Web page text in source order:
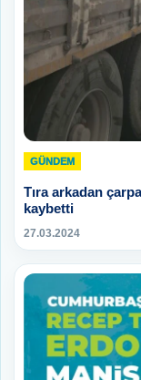
GÜNDEM
Tıra arkadan
kaybetti
27.03.2024